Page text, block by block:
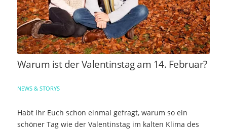
Warum ist der Valentinstag am 14. Februar?
NEWS & STORYS
Habt Ihr Euch schon einmal gefragt, warum so ein
schöner Tag wie der Valentinstag im kalten Klima des